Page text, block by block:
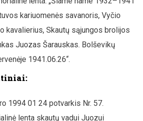
kariuomenės savanoris, Vyčio
kavalierius, Skautų sąjungos brolijos
Juozas Šarauskas. Bolševikų
1941.06.26“.
1994 01 24 potvarkis Nr. 57.
lenta skautų vadui Juozui